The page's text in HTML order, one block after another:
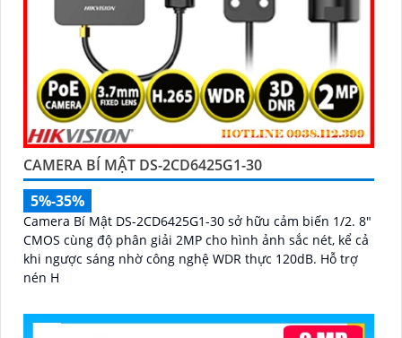
CAMERA BÍ MẬT DS-2CD6425G1-30
5%-35%
Camera Bí Mật DS-2CD6425G1-30 sở hữu cảm biến 1/2. 8"
CMOS cùng độ phân giải 2MP cho hình ảnh sắc nét, kể cả
khi ngược sáng nhờ công nghệ WDR thực 120dB. Hỗ trợ
nén H